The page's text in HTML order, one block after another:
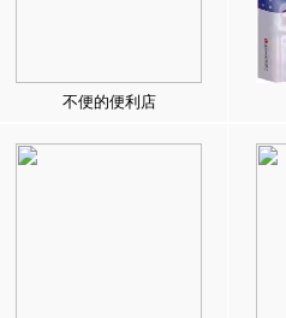
不便的便利店